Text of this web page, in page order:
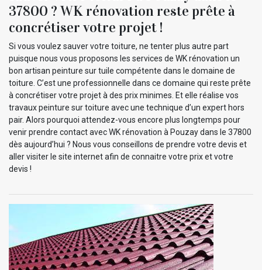
37800 ? WK rénovation reste prête à
concrétiser votre projet !
Si vous voulez sauver votre toiture, ne tenter plus autre part
puisque nous vous proposons les services de WK rénovation un
bon artisan peinture sur tuile compétente dans le domaine de
toiture. C’est une professionnelle dans ce domaine qui reste prête
à concrétiser votre projet à des prix minimes. Et elle réalise vos
travaux peinture sur toiture avec une technique d’un expert hors
pair. Alors pourquoi attendez-vous encore plus longtemps pour
venir prendre contact avec WK rénovation à Pouzay dans le 37800
dès aujourd’hui ? Nous vous conseillons de prendre votre devis et
aller visiter le site internet afin de connaitre votre prix et votre
devis !